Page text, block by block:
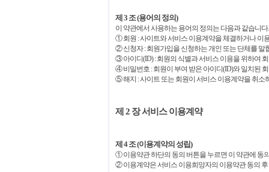
제 3 조 (용어의 정의)
이 약관에서 사용하는 용어의 정의는 다음과 같습니다.
① 회원 : 사이트와 서비스 이용계약을 체결하거나 이
② 신청자 : 회원가입을 신청하는 개인 또는 단체를 말
③ 아이디(ID) : 회원의 식별과 서비스 이용을 위하여
④ 비밀번호 : 회원이 부여 받은 아이디(ID)와 일치된
⑤ 해지 : 사이트 또는 회원이 서비스 이용계약을 취소
제 2 장 서비스 이용계약
제 4 조 (이용계약의 성립)
① 이용약관 하단의 동의 버튼을 누르면 이 약관에 동
② 이용계약은 서비스 이용희망자의 이용약관 동의